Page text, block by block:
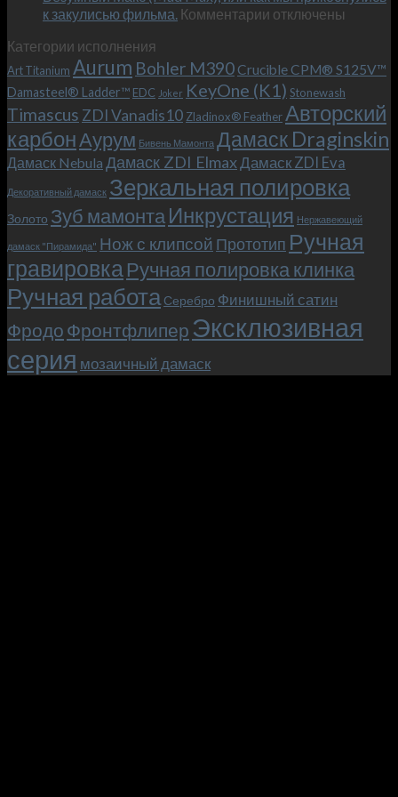
Теперь
и
клипсой!
к закулисью фильма. Комментарии к
Макс
(Mad
Max),
или
как
мы
прикоснулись
к
фильма.
отключены
Категории исполнения
Art Titanium Aurum Bohler M390Crucible CPM® S125V™
Damasteel® Ladder™ EDC Joker KeyOne (K1) Stonewash
Timascus ZDI Vanadis10 Zladinox® FeatherАвторский
карбонАурум Бивень Мамонта Дамаск Draginskin
Дамаск Nebula Дамаск ZDI Elmax Дамаск ZDI Eva
Декоративный дамаск Зеркальная полировка
Золото Зуб мамонтаИнкрустация Нержавеющий
дамаск "Пирамида" Нож с клипсой Прототип Ручная
гравировкаРучная полировка клинка
Ручная работа Серебро Финишный сатин
Фродо Фронтфлипер Эксклюзивная
серия мозаичный дамаск